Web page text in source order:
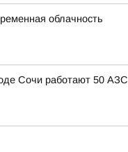
облачность
Сочи работают 50 АЗС